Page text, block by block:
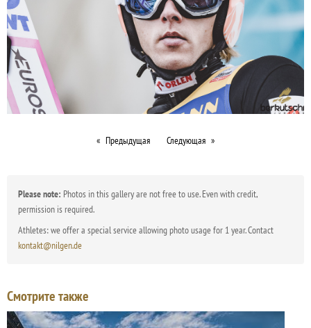
Предыдущая Следующая
Please note: Photos in this gallery are not free to use. Even with credit,
permission is required.
Athletes: we offer a special service allowing photo usage for 1 year. Contact
kontakt@nilgen.de
Смотрите также